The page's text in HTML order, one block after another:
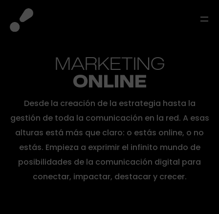
MARKETING
ONLINE
Desde la creación de la estrategia hasta la
gestión de toda la comunicación en la red. A esas
alturas está más que claro: o estás online, o no
estás. Empieza a exprimir el infinito mundo de
posibilidades de la comunicación digital para
conectar, impactar, destacar y crecer.